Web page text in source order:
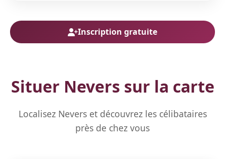
Inscription gratuite
Situer Nevers sur la carte
Localisez Nevers et découvrez les célibataires
près de chez vous